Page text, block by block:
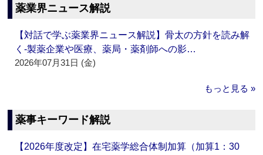
薬業界ニュース解説
【対話で学ぶ薬業界ニュース解説】骨太の方針を読み解
く‐製薬企業や医療、薬局・薬剤師への影…
2026年07月31日 (金)
もっと見る »
薬事キーワード解説
【2026年度改定】在宅薬学総合体制加算（加算1：30